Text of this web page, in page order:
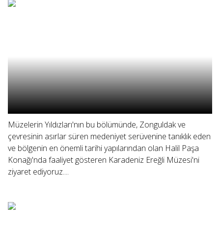
Müzelerin Yıldızları'nın bu bölümünde, Zonguldak ve
çevresinin asırlar süren medeniyet serüvenine tanıklık eden
ve bölgenin en önemli tarihi yapılarından olan Halil Paşa
Konağı'nda faaliyet gösteren Karadeniz Ereğli Müzesi'ni
ziyaret ediyoruz....